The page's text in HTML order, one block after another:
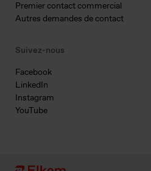
Premier contact commercial
Autres demandes de contact
Suivez-nous
Facebook
LinkedIn
Instagram
YouTube